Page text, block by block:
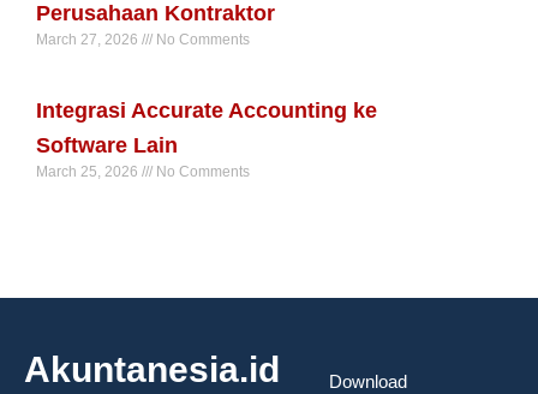
Perusahaan Kontraktor
March 27, 2026 No Comments
Integrasi Accurate Accounting ke
Software Lain
March 25, 2026 No Comments
Akuntanesia.id Download